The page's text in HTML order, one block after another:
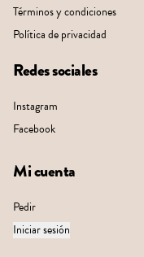
Términos y condiciones
Política de privacidad
Redes sociales
Instagram
Facebook
Mi cuenta
Pedir
Iniciar sesión